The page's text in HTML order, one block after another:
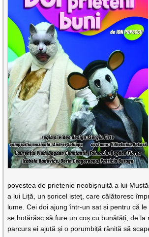
povestea de prietenie neobișnuită a lui
a lui Liță, un șoricel isteț, care călătoresc
lume. Cei doi ajung într-un sat și pentru că
se hotărăsc să fure un coș cu bunătăți, de la
parcurs ei ajută și o porumbiță rănită să